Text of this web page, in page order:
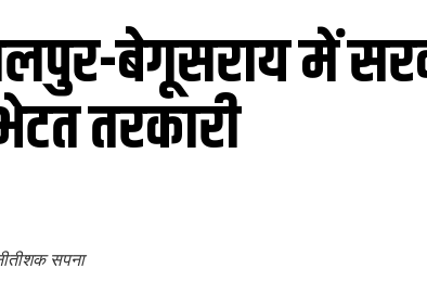
बेगूसराय में
तरकारी
सपना